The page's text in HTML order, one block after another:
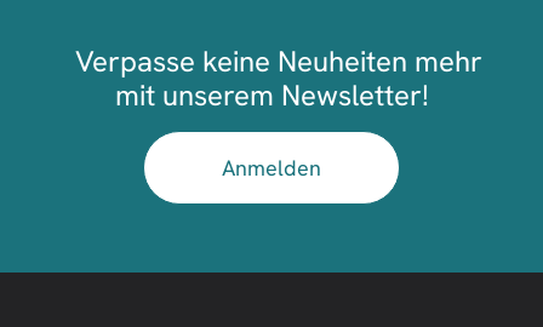
Verpasse keine Neuheiten mehr
mit unserem Newsletter!
Anmelden